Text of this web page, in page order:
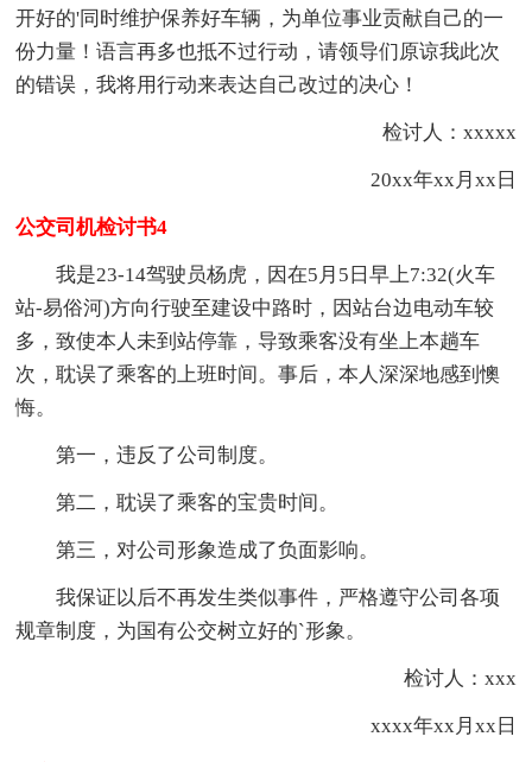
开好的'同时维护保养好车辆，为单位事业贡献自己的一
份力量！语言再多也抵不过行动，请领导们原谅我此次
的错误，我将用行动来表达自己改过的决心！
检讨人：xxxxx
20xx年xx月xx日
公交司机检讨书4
我是23-14驾驶员杨虎，因在5月5日早上7:32(火车
站-易俗河)方向行驶至建设中路时，因站台边电动车较
多，致使本人未到站停靠，导致乘客没有坐上本趟车
次，耽误了乘客的上班时间。事后，本人深深地感到懊
悔。
第一，违反了公司制度。
第二，耽误了乘客的宝贵时间。
第三，对公司形象造成了负面影响。
我保证以后不再发生类似事件，严格遵守公司各项
规章制度，为国有公交树立好的`形象。
检讨人：xxx
xxxx年xx月xx日